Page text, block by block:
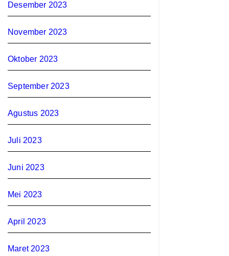
Desember 2023
November 2023
Oktober 2023
September 2023
Agustus 2023
Juli 2023
Juni 2023
Mei 2023
April 2023
Maret 2023